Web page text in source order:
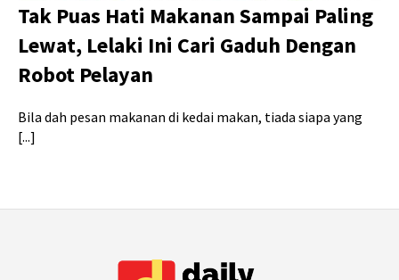
Tak Puas Hati Makanan Sampai Paling
Lewat, Lelaki Ini Cari Gaduh Dengan
Robot Pelayan
Bila dah pesan makanan di kedai makan, tiada siapa yang
[...]